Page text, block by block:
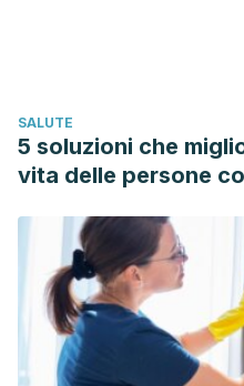
SALUTE
5 soluzioni che
vita delle persone